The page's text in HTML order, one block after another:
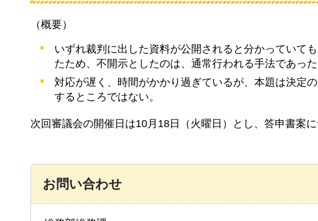
（概要）
いずれ裁判に出した資料が公開されると分かっていて
たため、不開示としたのは、通常行われる手法であった
対応が遅く、時間がかかり過ぎているが、本題は決定
するところではない。
次回審議会の開催日は10月18日（火曜日）とし、答申書案
お問い合わせ